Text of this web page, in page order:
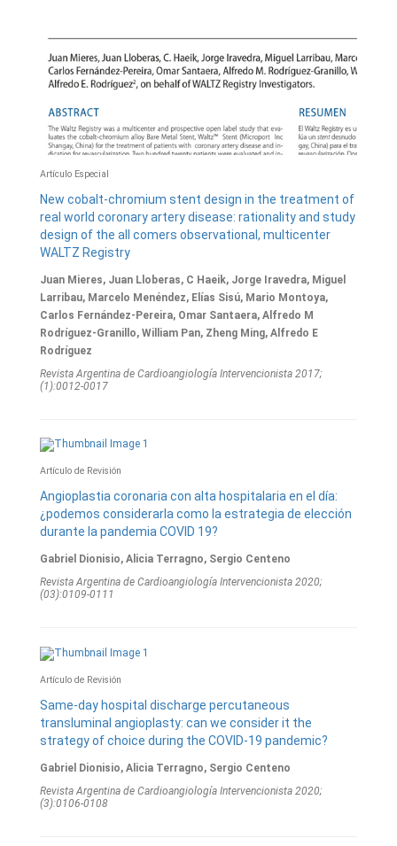
Artículo Especial
New cobalt-chromium stent design in the treatment of
real world coronary artery disease: rationality and study
design of the all comers observational, multicenter
WALTZ Registry
Juan Mieres, Juan Lloberas, C Haeik, Jorge Iravedra, Miguel
Larribau, Marcelo Menéndez, Elías Sisú, Mario Montoya,
Carlos Fernández-Pereira, Omar Santaera, Alfredo M
Rodríguez-Granillo, William Pan, Zheng Ming, Alfredo E
Rodríguez
Revista Argentina de Cardioangiologí­a Intervencionista 2017;
(1):0012-0017
Artículo de Revisión
Angioplastia coronaria con alta hospitalaria en el día:
¿podemos considerarla como la estrategia de elección
durante la pandemia COVID 19?
Gabriel Dionisio, Alicia Terragno, Sergio Centeno
Revista Argentina de Cardioangiologí­a Intervencionista 2020;
(03):0109-0111
Artículo de Revisión
Same-day hospital discharge percutaneous
transluminal angioplasty: can we consider it the
strategy of choice during the COVID-19 pandemic?
Gabriel Dionisio, Alicia Terragno, Sergio Centeno
Revista Argentina de Cardioangiologí­a Intervencionista 2020;
(3):0106-0108